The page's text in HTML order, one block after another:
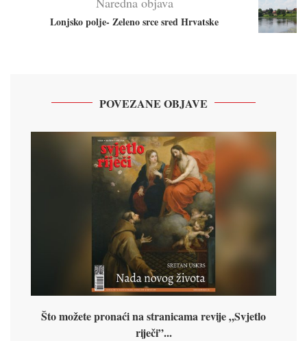
Lonjsko polje- Zeleno srce sred Hrvatske
POVEZANE OBJAVE
Što možete pronaći na stranicama revije „Svjetlo
riječi”...